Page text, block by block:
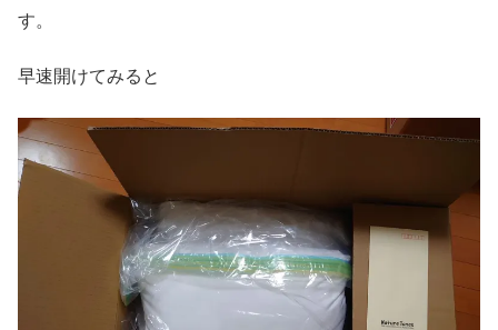
す。
早速開けてみると